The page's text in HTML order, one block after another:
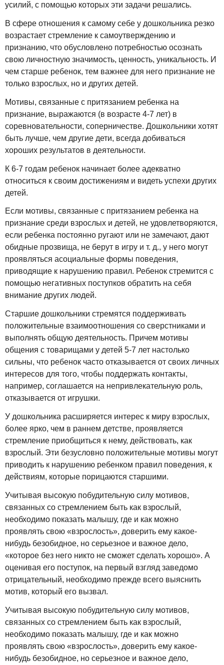
усилий, с помощью которых эти задачи решались.
В сфере отношения к самому себе у дошкольника резко
возрастает стремление к самоутверждению и
признанию, что обусловлено потребностью осознать
свою личностную значимость, ценность, уникальность. И
чем старше ребенок, тем важнее для него признание не
только взрослых, но и других детей.
Мотивы, связанные с притязанием ребенка на
признание, выражаются (в возрасте 4-7 лет) в
соревновательности, соперничестве. Дошкольники хотят
быть лучше, чем другие дети, всегда добиваться
хороших результатов в деятельности.
К 6-7 годам ребенок начинает более адекватно
относиться к своим достижениям и видеть успехи других
детей.
Если мотивы, связанные с притязанием ребенка на
признание среди взрослых и детей, не удовлетворяются,
если ребенка постоянно ругают или не замечают, дают
обидные прозвища, не берут в игру и т. д., у него могут
проявляться асоциальные формы поведения,
приводящие к нарушению правил. Ребенок стремится с
помощью негативных поступков обратить на себя
внимание других людей.
Старшие дошкольники стремятся поддерживать
положительные взаимоотношения со сверстниками и
выполнять общую деятельность. Причем мотивы
общения с товарищами у детей 5-7 лет настолько
сильны, что ребенок часто отказывается от своих личных
интересов для того, чтобы поддержать контакты,
например, соглашается на непривлекательную роль,
отказывается от игрушки.
У дошкольника расширяется интерес к миру взрослых,
более ярко, чем в раннем детстве, проявляется
стремление приобщиться к нему, действовать, как
взрослый. Эти безусловно положительные мотивы могут
приводить к нарушению ребенком правил поведения, к
действиям, которые порицаются старшими.
Учитывая высокую побудительную силу мотивов,
связанных со стремлением быть как взрослый,
необходимо показать малышу, где и как можно
проявлять свою «взрослость», доверить ему какое-
нибудь безобидное, но серьезное и важное дело,
«которое без него никто не сможет сделать хорошо». А
оценивая его поступок, на первый взгляд заведомо
отрицательный, необходимо прежде всего выяснить
мотив, который его вызвал.
Учитывая высокую побудительную силу мотивов,
связанных со стремлением быть как взрослый,
необходимо показать малышу, где и как можно
проявлять свою «взрослость», доверить ему какое-
нибудь безобидное, но серьезное и важное дело,